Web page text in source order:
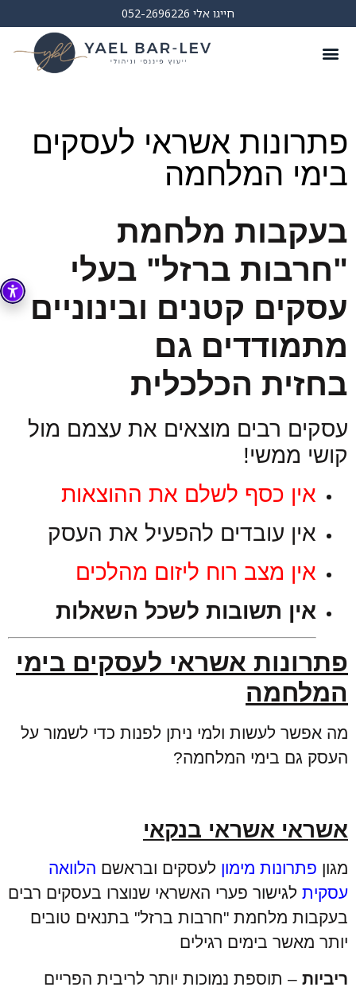
חייגו אלי 052-2696226
פתרונות אשראי לעסקים
בימי המלחמה
בעקבות מלחמת
"חרבות ברזל" בעלי
עסקים קטנים ובינוניים
מתמודדים גם
בחזית הכלכלית
עסקים רבים מוצאים את עצמם מול
קושי ממשי!
אין כסף לשלם את ההוצאות
אין עובדים להפעיל את העסק
אין מצב רוח ליזום מהלכים
אין תשובות לשכל השאלות
פתרונות אשראי לעסקים בימי
המלחמה
מה אפשר לעשות ולמי ניתן לפנות כדי לשמור על
העסק גם בימי המלחמה?
אשראי אשראי בנקאי
מגון פתרונות מימון לעסקים ובראשם הלוואה
עסקית לגישור פערי האשראי שנוצרו בעסקים רבים
בעקבות מלחמת "חרבות ברזל" בתנאים טובים
יותר מאשר בימים רגילים
ריביות – תוספת נמוכות יותר לריבית הפריים